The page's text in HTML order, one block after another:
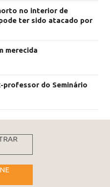
no interior de
ter sido atacado por
merecida
professor do Seminário